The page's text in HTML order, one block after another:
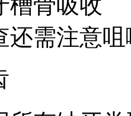
槽骨吸收
还需注意